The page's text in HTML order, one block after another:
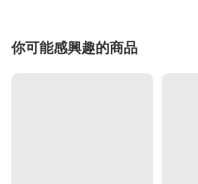
你可能感興趣的商品